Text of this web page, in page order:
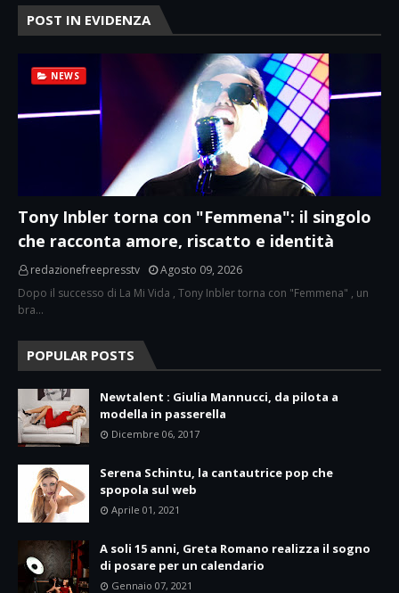
POST IN EVIDENZA
NEWS
Tony Inbler torna con "Femmena": il singolo
che racconta amore, riscatto e identità
redazionefreepresstv
Agosto 09, 2026
Dopo il successo di La Mi Vida , Tony Inbler torna con "Femmena" , un
bra…
POPULAR POSTS
Newtalent : Giulia Mannucci, da pilota a
modella in passerella
Dicembre 06, 2017
Serena Schintu, la cantautrice pop che
spopola sul web
Aprile 01, 2021
A soli 15 anni, Greta Romano realizza il sogno
di posare per un calendario
Gennaio 07, 2021